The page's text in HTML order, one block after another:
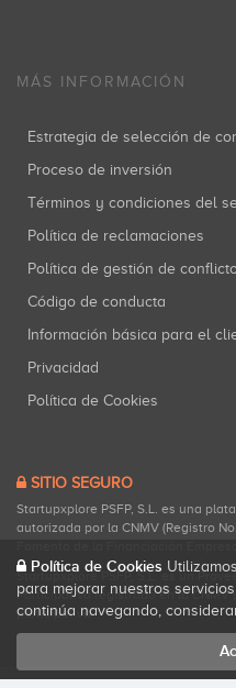
MÁS INFORMACIÓN
Estrategia de selección de
Proceso de inversión
Términos y condiciones del
Política de reclamaciones
Política de gestión de
Código de conducta
Información básica para el
Privacidad
Política de Cookies
SITIO SEGURO
Startupxplore PSFP, S.L. es una
autorizada por la CNMV (Registro
Startupxplore PSFP, S.L. es un
Participativa registrado en la
participativa.
Política de Cookies
para mejorar nuestros
continúa navegando,